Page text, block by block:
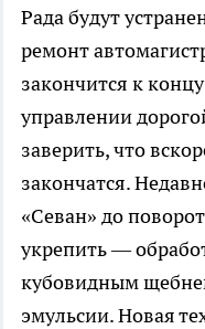
Рада будут
ремонт
закончится к
управлении
заверить, что
закончатся.
«Севан» до
укрепить —
кубовидным
эмульсии. Новая